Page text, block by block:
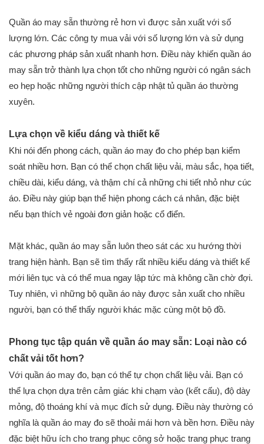
Quần áo may sẵn thường rẻ hơn vì được sản xuất với số
lượng lớn. Các công ty mua vải với số lượng lớn và sử dụng
các phương pháp sản xuất nhanh hơn. Điều này khiến quần áo
may sẵn trở thành lựa chọn tốt cho những người có ngân sách
eo hẹp hoặc những người thích cập nhật tủ quần áo thường
xuyên.
Lựa chọn về kiểu dáng và thiết kế
Khi nói đến phong cách, quần áo may đo cho phép bạn kiểm
soát nhiều hơn. Bạn có thể chọn chất liệu vải, màu sắc, họa tiết,
chiều dài, kiểu dáng, và thậm chí cả những chi tiết nhỏ như cúc
áo. Điều này giúp bạn thể hiện phong cách cá nhân, đặc biệt
nếu bạn thích vẻ ngoài đơn giản hoặc cổ điển.
Mặt khác, quần áo may sẵn luôn theo sát các xu hướng thời
trang hiện hành. Bạn sẽ tìm thấy rất nhiều kiểu dáng và thiết kế
mới liên tục và có thể mua ngay lập tức mà không cần chờ đợi.
Tuy nhiên, vì những bộ quần áo này được sản xuất cho nhiều
người, bạn có thể thấy người khác mặc cùng một bộ đồ.
Phong tục tập quán về quần áo may sẵn: Loại nào có
chất vải tốt hơn?
Với quần áo may đo, bạn có thể tự chọn chất liệu vải. Bạn có
thể lựa chọn dựa trên cảm giác khi chạm vào (kết cấu), độ dày
mỏng, độ thoáng khí và mục đích sử dụng. Điều này thường có
nghĩa là quần áo may đo sẽ thoải mái hơn và bền hơn. Điều này
đặc biệt hữu ích cho trang phục công sở hoặc trang phục trang